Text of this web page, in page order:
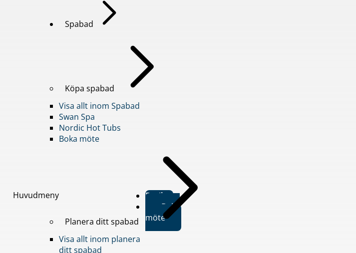
Huvudmeny
Spabad
Köpa spabad
Visa allt inom Spabad
Swan Spa
Nordic Hot Tubs
Boka möte
Planera ditt spabad
Visa allt inom planera
ditt spabad
Butiker
Boka
möte